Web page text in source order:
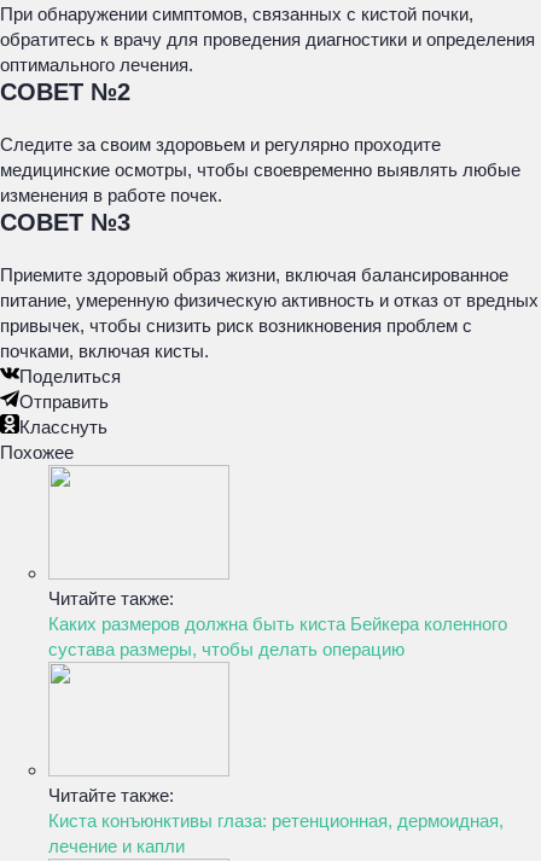
При обнаружении симптомов, связанных с кистой почки,
обратитесь к врачу для проведения диагностики и определения
оптимального лечения.
СОВЕТ №2
Следите за своим здоровьем и регулярно проходите
медицинские осмотры, чтобы своевременно выявлять любые
изменения в работе почек.
СОВЕТ №3
Приемите здоровый образ жизни, включая балансированное
питание, умеренную физическую активность и отказ от вредных
привычек, чтобы снизить риск возникновения проблем с
почками, включая кисты.
Поделиться
Отправить
Класснуть
Похожее
Читайте также:
Каких размеров должна быть киста Бейкера коленного
сустава размеры, чтобы делать операцию
Читайте также:
Киста конъюнктивы глаза: ретенционная, дермоидная,
лечение и капли